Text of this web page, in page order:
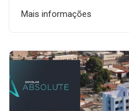
Mais informações